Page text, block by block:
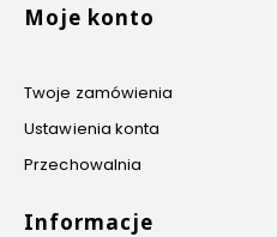
Linki w stopce
Moje konto
Twoje zamówienia
Ustawienia konta
Przechowalnia
Informacje